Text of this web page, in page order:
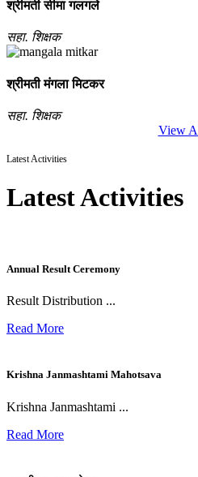
श्रीमती सीमा गलगले
सहा. शिक्षक
श्रीमती मंगला मिटकर
सहा. शिक्षक
View
Latest Activities
Latest Activities
Annual Result Ceremony
Result Distribution ...
Read More
Krishna Janmashtami Mahotsava
Krishna Janmashtami ...
Read More